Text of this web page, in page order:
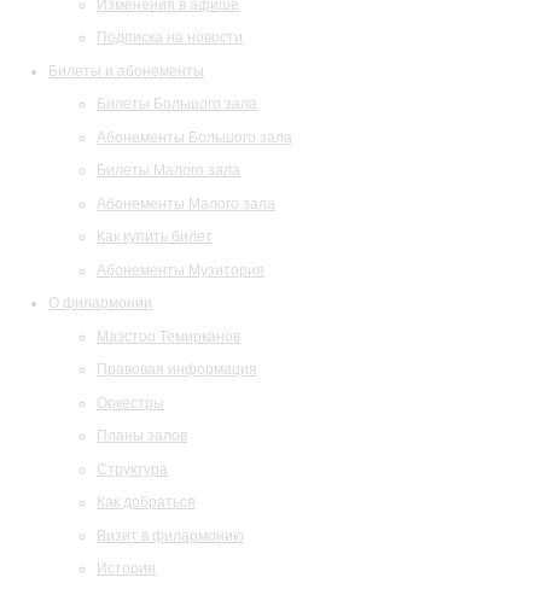
Изменения в афише
Подписка на новости
Билеты и абонементы
Билеты Большого зала
Абонементы Большого зала
Билеты Малого зала
Абонементы Малого зала
Как купить билет
Абонементы Музитория
О филармонии
Маэстро Темирканов
Правовая информация
Оркестры
Планы залов
Структура
Как добраться
Визит в филармонию
История